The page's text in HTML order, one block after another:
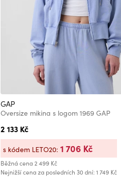
GAP
Oversize mikina s logom 1969 GAP
2 133 Kč
Běžná cena2 499 Kč
Nejnižší cena za posledních 30 dní: 1 749 Kč
s kódem LETO20: 1 706 Kč